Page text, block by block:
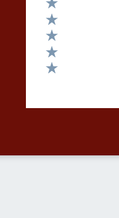
Valuta 5 stelle su 5
Valuta 4 stelle su 5
Valuta 3 stelle su 5
Valuta 2 stelle su 5